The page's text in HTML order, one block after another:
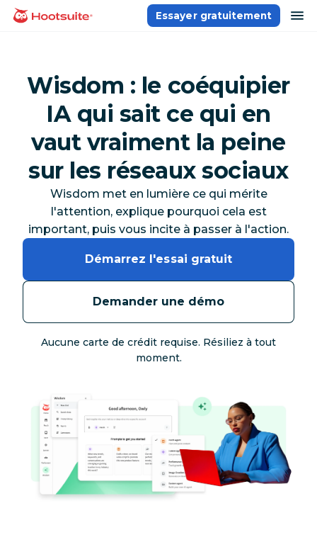
Aller
Accueil
Essayer gratuitement
Wisdom : le coéquipier
IA qui sait ce qui en
vaut vraiment la peine
sur les réseaux sociaux
Wisdom met en lumière ce qui mérite
l'attention, explique pourquoi cela est
important, puis vous incite à passer à l'action.
Démarrez l'essai gratuit
Demander une démo
Aucune carte de crédit requise. Résiliez à tout
moment.